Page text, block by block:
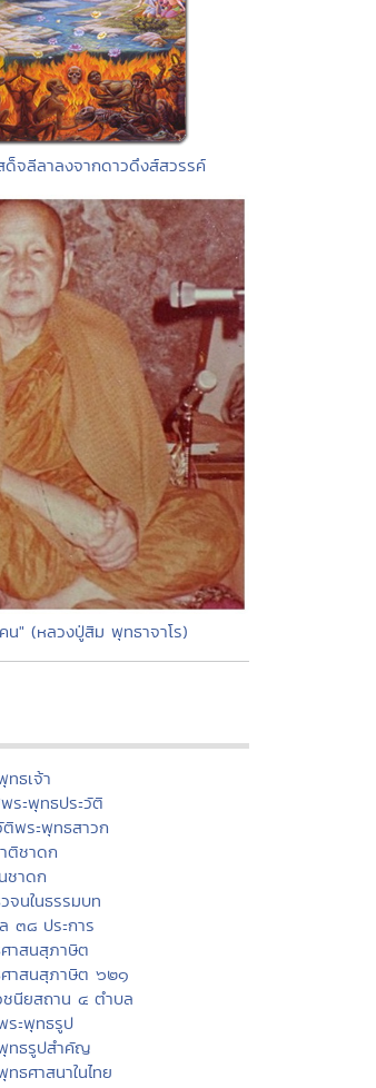
ด็จลีลาลงจากดาวดึงส์สวรรค์
น" (หลวงปู่สิม พุทธาจาโร)
ทธเจ้า
ระพุทธประวัติ
ติพระพุทธสาวก
ติชาดก
ชาดก
จนในธรรมบท
๓๘ ประการ
าสนสุภาษิต
าสนสุภาษิต ๖๒๑
ชนียสถาน ๔ ตำบล
ระพุทธรูป
ทธรูปสำคัญ
ทธศาสนาในไทย